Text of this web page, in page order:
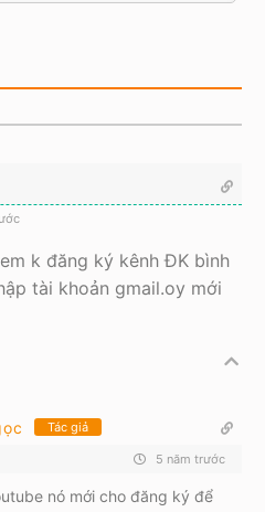
k đăng ký kênh ĐK bình
tài khoản gmail.oy mới
Tác giả
5 năm trước
nó mới cho đăng ký để